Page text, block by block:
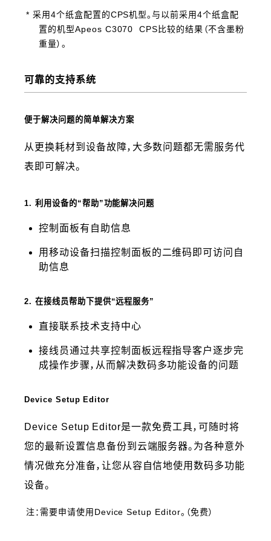
* 采用4个纸盒配置的CPS机型。与以前采用4个纸盒配
置的机型Apeos C3070 CPS比较的结果（不含墨粉
重量）。
可靠的支持系统
便于解决问题的简单解决方案
从更换耗材到设备故障，大多数问题都无需服务代
表即可解决。
1. 利用设备的“帮助”功能解决问题
控制面板有自助信息
用移动设备扫描控制面板的二维码即可访问自
助信息
2. 在接线员帮助下提供“远程服务”
直接联系技术支持中心
接线员通过共享控制面板远程指导客户逐步完
成操作步骤，从而解决数码多功能设备的问题
Device Setup Editor
Device Setup Editor是一款免费工具，可随时将
您的最新设置信息备份到云端服务器。为各种意外
情况做充分准备，让您从容自信地使用数码多功能
设备。
注：需要申请使用Device Setup Editor。（免费）